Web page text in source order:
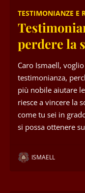
TESTIMONIANZE E
perdere la
Caro Ismaell,
testimonianza,
più nobile aiutare
riesce a vincere la
come tu sei in
si possa ottenere
ISMAELL